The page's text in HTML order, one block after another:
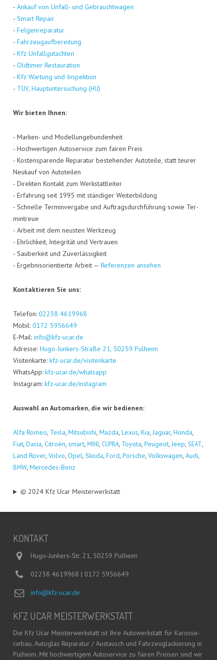
- Ankauf von Unfall- und Gebraucht­wa­gen
- Smart Repair
- Fel­gen­re­pa­ra­tur
- Fahr­zeug­auf­be­rei­tung
- Kfz Unfall­gut­ach­ten
- Old­ti­mer Restau­ra­ti­on
- Kfz War­tung und Inspek­ti­on
- TÜV, Haupt­un­ter­su­chung (HU)
Wir bie­ten Ihnen:
- Mar­ken- und Model­lun­ge­bun­den­heit
- Hoch­wer­ti­gen Auto­ser­vice zum fai­ren Preis
- Kos­ten­spa­ren­de Repa­ra­tur bestehen­der Auto­tei­le, statt teu­rer
Neu­kauf von Auto­tei­len
- Direk­ten Kon­takt zum Werk­statt­lei­ter
- Erfah­rung seit 1995 mit stän­di­ger Wei­ter­bil­dung
- Schnel­le Ter­min­ver­ga­be und Auf­trags­durch­füh­rung sowie Ter­
min­treue
- Arbeit mit dem neus­ten Werk­zeug
- Ehr­lich­keit, Inte­gri­tät und Ver­trau­en
- Sau­ber­keit und Zuver­läs­sig­keit
- Ergeb­nis­ori­en­tier­te Arbeit — Refe­ren­zen ansehen
Kon­tak­tie­ren Sie uns:
Tele­fon: 02238 4619968
Mobil: 0172 5956649
E‑Mail: info@kfz-ucar.de
Adres­se: Hugo-Jun­kers-Stra­ße 21, 50259 Pul­heim
Visi­ten­kar­te: kfz-ucar.de/visitenkarte
Whats­App: kfz-ucar.de/whatsapp
Insta­gram: kfz-ucar.de/instagram
Aus­wahl an Auto­mar­ken, die wir bedienen:
Alfa Romeo, Tes­la, Mitsu­bi­shi, Maz­da, Lexus, Kia, Jagu­ar, Hon­da,
Fiat, Dacia, Citro­ën, smart, MINI, CUPRA, Toyo­ta, Peu­geot, Jeep, SEAT,
Land Rover, Vol­vo, Opel, Sko­da, Ford, Por­sche, Volks­wa­gen, Audi,
BMW, Mer­ce­des-Benz
© 2024 Kfz Ucar Meisterwerkstatt
KON­TAKT
Hugo-Junkers-Str. 21, 50259 Pulheim
02238 4619968 | 0172 5956649
info@kfz-ucar.de
KFZ UCAR MEISTERWERKSTATT
Die Kfz Ucar Meis­ter­werk­statt ist Ihre Auto­werk­statt für Karos­se­
rie­bau, Auto­glas Repa­ra­tur / Aus­tausch und Fahr­zeug­la­ckie­rung in
Pul­heim. Mit hoch­wer­ti­gem Auto­ser­vice zu fai­ren Prei­sen sind wir